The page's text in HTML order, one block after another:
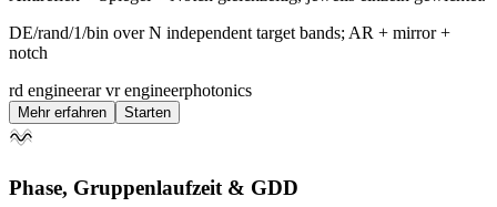
DE/rand/1/bin over N independent target bands; AR + mirror +
notch
rd engineerar vr engineerphotonics
Mehr erfahren Starten
Phase, Gruppenlaufzeit & GDD